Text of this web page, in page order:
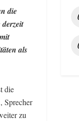
die
als
die
Sprecher
zu